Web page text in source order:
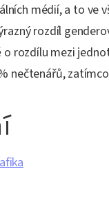
médií, a to ve
rozdíl
rozdílu mezi
nečtenářů,